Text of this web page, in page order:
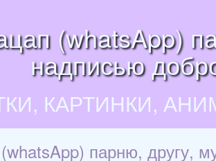
(whatsApp)
надписью
КАРТИНКИ,
парню, другу,